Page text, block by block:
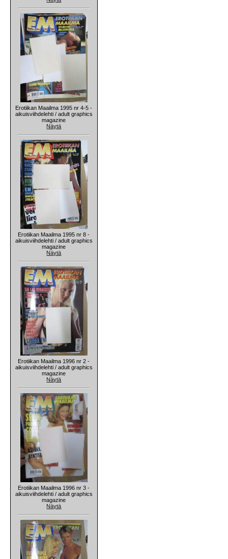
Erotiikan Maailma 1995 nr 4-5 -
aikuisviihdelehti / adult graphics
magazine
Näytä
Erotiikan Maailma 1995 nr 8 -
aikuisviihdelehti / adult graphics
magazine
Näytä
Erotiikan Maailma 1996 nr 2 -
aikuisviihdelehti / adult graphics
magazine
Näytä
Erotiikan Maailma 1996 nr 3 -
aikuisviihdelehti / adult graphics
magazine
Näytä